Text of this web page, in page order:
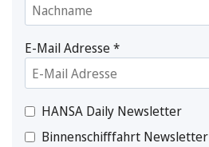
E-Mail Adresse*
HANSA Daily Newsletter
Binnenschifffahrt Newsletter